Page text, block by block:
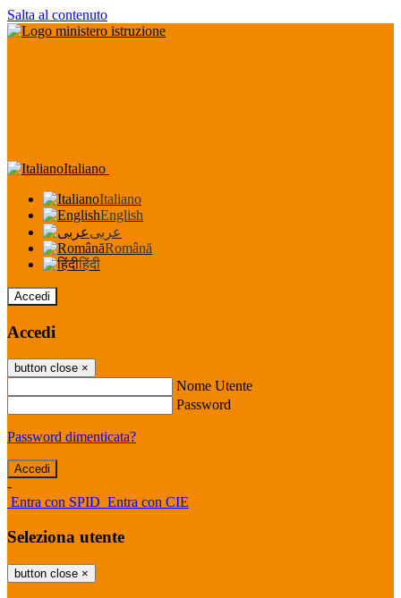
Salta al contenuto
Italiano
Italiano
English
عربى
Română
हिंदी
Accedi
Accedi
button close ×
Nome Utente
Password
Password dimenticata?
-
Entra con SPID Entra con CIE
Seleziona utente
button close ×